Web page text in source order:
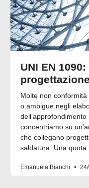
UNI EN
Molte non
o ambigue negli
concentriamo su
che collegano
saldatura. Una quota
Emanuela Bianchi